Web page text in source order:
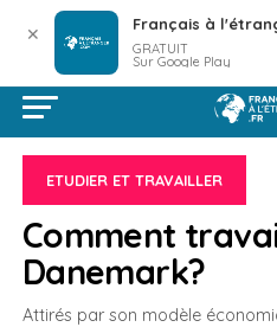
ETUDIER ET TRAVAILLER
Comment
Danemark?
Attirés par son modèle
✕ Français à
GRATUIT
Sur Google Play